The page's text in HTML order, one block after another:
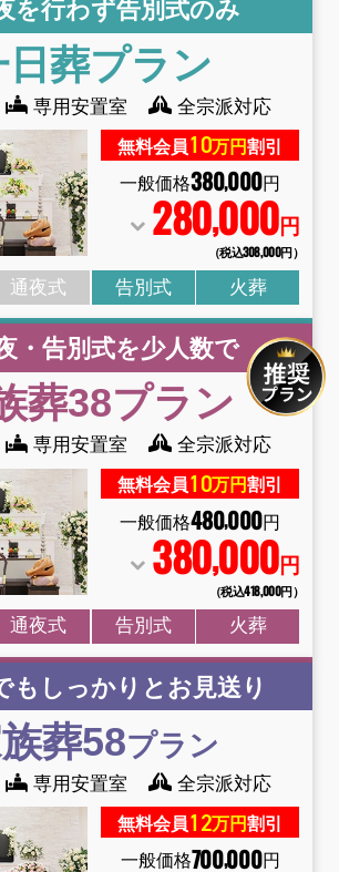
を行わず告別式のみ
日葬プラン
専用安置室 全宗派対応
無料会員10万円割引
一般価格380,000円
280,000円
（税込308,000円）
通夜式 告別式 火葬
・告別式を少人数で
葬38プラン
専用安置室 全宗派対応
無料会員10万円割引
一般価格480,000円
380,000円
（税込418,000円）
通夜式 告別式 火葬
もしっかりとお見送り
葬58プラン
専用安置室 全宗派対応
無料会員12万円割引
一般価格700,000円